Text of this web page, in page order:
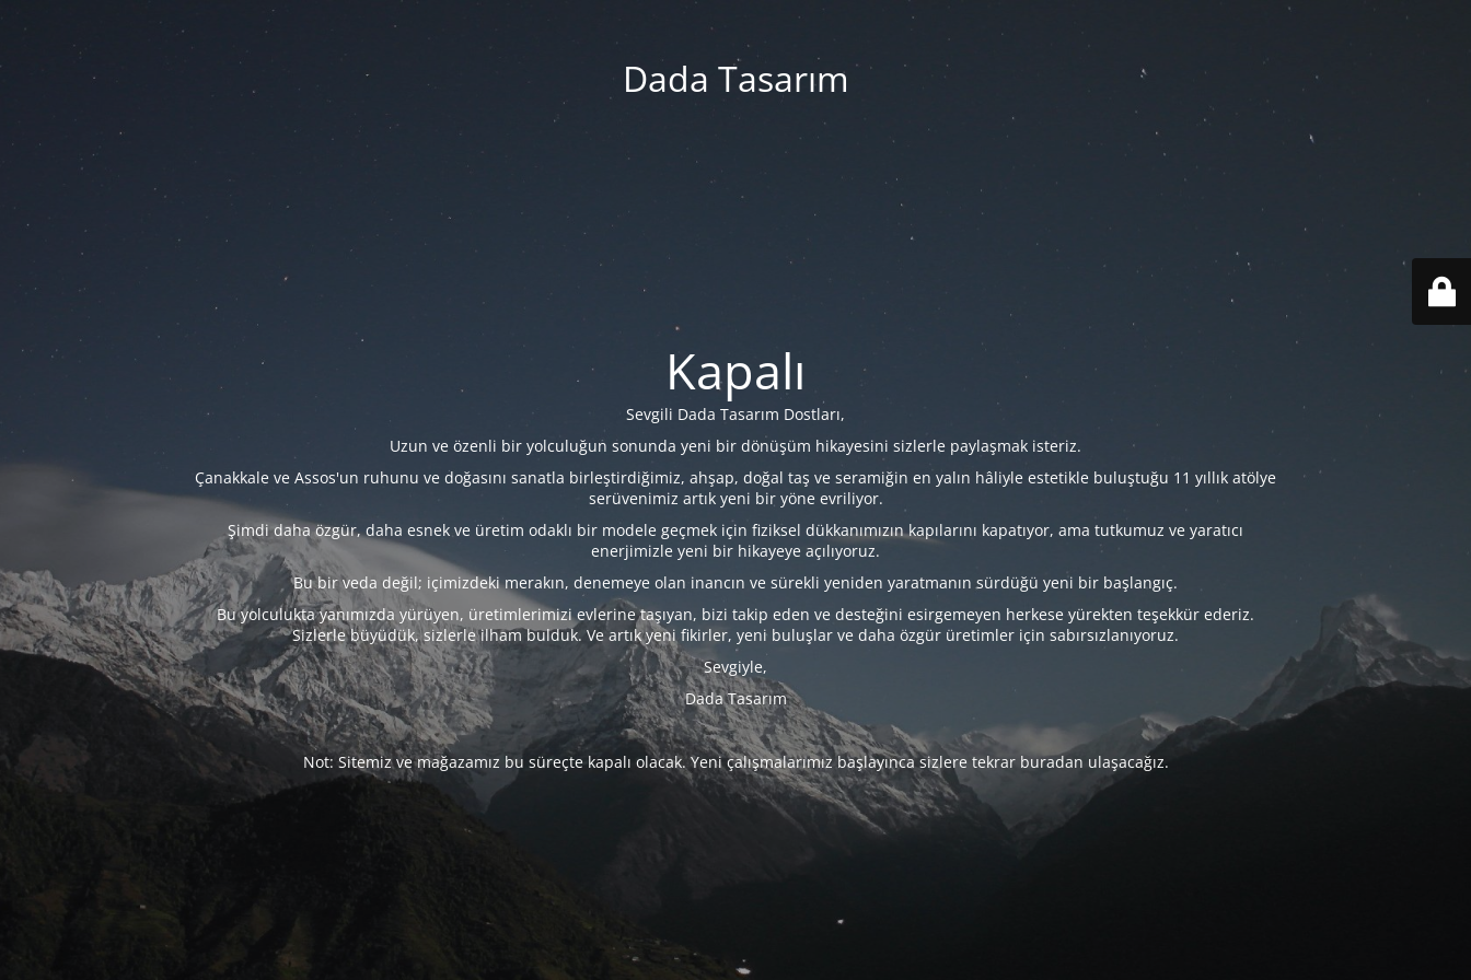
Dada Tasarım
Kapalı
Sevgili Dada Tasarım Dostları,
Uzun ve özenli bir yolculuğun sonunda yeni bir dönüşüm hikayesini sizlerle paylaşmak isteriz.
Çanakkale ve Assos'un ruhunu ve doğasını sanatla birleştirdiğimiz, ahşap, doğal taş ve seramiğin en yalın hâliyle estetikle buluştuğu 11 yıllık atölye
serüvenimiz artık yeni bir yöne evriliyor.
Şimdi daha özgür, daha esnek ve üretim odaklı bir modele geçmek için fiziksel dükkanımızın kapılarını kapatıyor, ama tutkumuz ve yaratıcı
enerjimizle yeni bir hikayeye açılıyoruz.
Bu bir veda değil; içimizdeki merakın, denemeye olan inancın ve sürekli yeniden yaratmanın sürdüğü yeni bir başlangıç.
Bu yolculukta yanımızda yürüyen, üretimlerimizi evlerine taşıyan, bizi takip eden ve desteğini esirgemeyen herkese yürekten teşekkür ederiz.
Sizlerle büyüdük, sizlerle ilham bulduk. Ve artık yeni fikirler, yeni buluşlar ve daha özgür üretimler için sabırsızlanıyoruz.
Sevgiyle,
Dada Tasarım
Not: Sitemiz ve mağazamız bu süreçte kapalı olacak. Yeni çalışmalarımız başlayınca sizlere tekrar buradan ulaşacağız.